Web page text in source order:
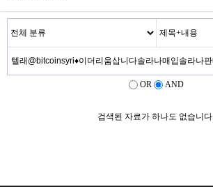
OR AND
검색된 자료가 하나도 없습니다.